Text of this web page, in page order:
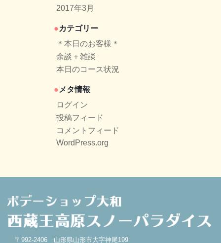
2017年3月
カテゴリー
＊本日のお客様＊
余談＋雑談
本日のコース状況
メタ情報
ログイン
投稿フィード
コメントフィード
WordPress.org
〒992-2406 山形県山形市大字神尾199